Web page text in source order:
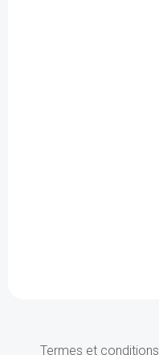
Termes et conditions